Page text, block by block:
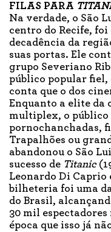
FILAS PARA
Na verdade, o São
centro do Recife,
decadência da
suas portas. Ele
grupo Severiano
público popular fiel,
conta que o dos
Enquanto a elite da
multiplex, o público
pornochanchadas,
Trapalhões ou
abandonou o São
sucesso de Titanic
Leonardo Di Caprio
bilheteria foi uma
do Brasil,
30 mil
época que isso já